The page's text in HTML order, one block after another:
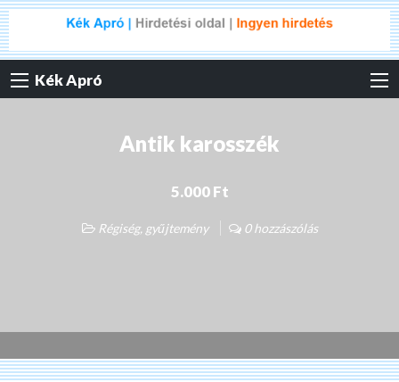
Kék Apró
Antik karosszék
5.000 Ft
Régiség, gyűjtemény 0 hozzászólás